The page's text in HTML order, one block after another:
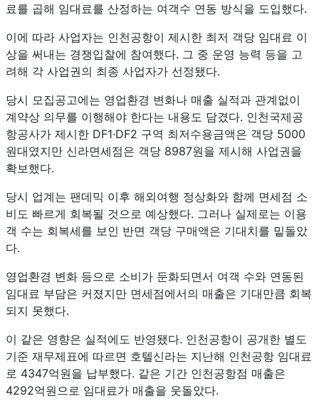
료를 곱해 임대료를 산정하는 여객수 연동 방식을 도입했다.
이에 따라 사업자는 인천공항이 제시한 최저 객당 임대료 이
상을 써내는 경쟁입찰에 참여했다. 그 중 운영 능력 등을 고
려해 각 사업권의 최종 사업자가 선정됐다.
당시 모집공고에는 영업환경 변화나 매출 실적과 관계없이
계약상 의무를 이행해야 한다는 내용도 담겼다. 인천국제공
항공사가 제시한 DF1·DF2 구역 최저수용금액은 객당 5000
원대였지만 신라면세점은 객당 8987원을 제시해 사업권을
확보했다.
당시 업계는 팬데믹 이후 해외여행 정상화와 함께 면세점 소
비도 빠르게 회복될 것으로 예상했다. 그러나 실제로는 이용
객 수는 회복세를 보인 반면 객당 구매액은 기대치를 밑돌았
다.
영업환경 변화 등으로 소비가 둔화되면서 여객 수와 연동된
임대료 부담은 커졌지만 면세점에서의 매출은 기대만큼 회복
되지 못했다.
이 같은 영향은 실적에도 반영됐다. 인천공항이 공개한 별도
기준 재무제표에 따르면 호텔신라는 지난해 인천공항 임대료
로 4347억원을 납부했다. 같은 기간 인천공항점 매출은
4292억원으로 임대료가 매출을 웃돌았다.